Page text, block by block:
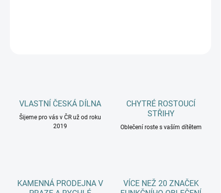
VLASTNÍ ČESKÁ DÍLNA
Šijeme pro vás v ČR už od roku
2019
CHYTRÉ ROSTOUCÍ
STŘIHY
Oblečení roste s vaším dítětem
KAMENNÁ PRODEJNA V
VÍCE NEŽ 20 ZNAČEK